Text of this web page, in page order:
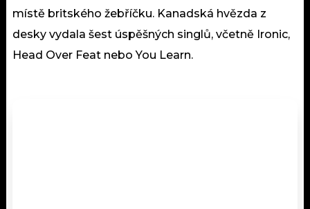
místě britského žebříčku. Kanadská hvězda z
desky vydala šest úspěšných singlů, včetně Ironic,
Head Over Feat nebo You Learn.